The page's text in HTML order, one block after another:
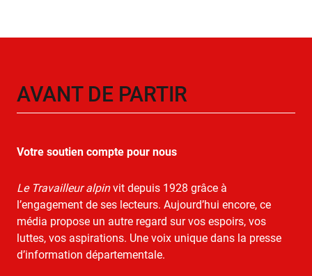
AVANT DE PARTIR
Votre soutien compte pour nous
Le Travailleur alpinvit depuis 1928 grâce à
l’engagement de ses lecteurs. Aujourd’hui encore, ce
média propose un autre regard sur vos espoirs, vos
luttes, vos aspirations. Une voix unique dans la presse
d’information départementale.